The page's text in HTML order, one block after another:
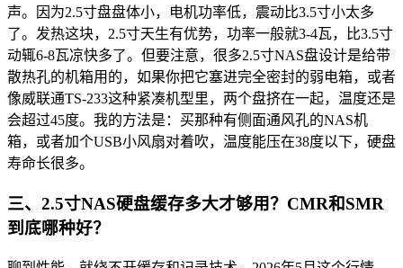
声。因为2.5寸盘盘体小，电机功率低，震动比3.5寸小太多
了。发热这块，2.5寸天生有优势，功率一般就3-4瓦，比3.5寸
动辄6-8瓦凉快多了。但要注意，很多2.5寸NAS盘设计是给带
散热孔的机箱用的，如果你把它塞进完全密封的弱电箱，或者
像威联通TS-233这种紧凑机型里，两个盘挤在一起，温度还是
会超过45度。我的方法是：买那种有侧面通风孔的NAS机
箱，或者加个USB小风扇对着吹，温度能压在38度以下，硬盘
寿命长很多。
三、2.5寸NAS硬盘缓存多大才够用？CMR和SMR
到底哪种好？